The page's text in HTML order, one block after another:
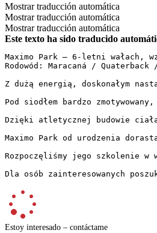
Mostrar traducción automática
Mostrar traducción automática
Mostrar traducción automática
Este texto ha sido traducido
Maximo Park – 6-letni wałach,
Rodowód: Maracaná /
Z dużą energią, doskonałym
Pod siodłem bardzo
Dzięki atletycznej budowie
Maximo Park od urodzenia
Rozpoczęliśmy jego szkolenie
Dla osób zainteresowanych
Estoy interesado – contáctame